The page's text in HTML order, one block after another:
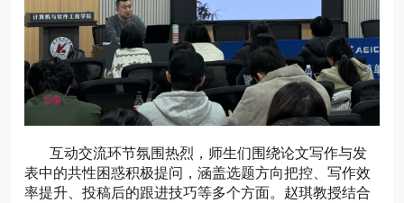
互动交流环节氛围热烈，师生们围绕论文写作与发
表中的共性困惑积极提问，涵盖选题方向把控、写作效
率提升、投稿后的跟进技巧等多个方面。赵琪教授结合